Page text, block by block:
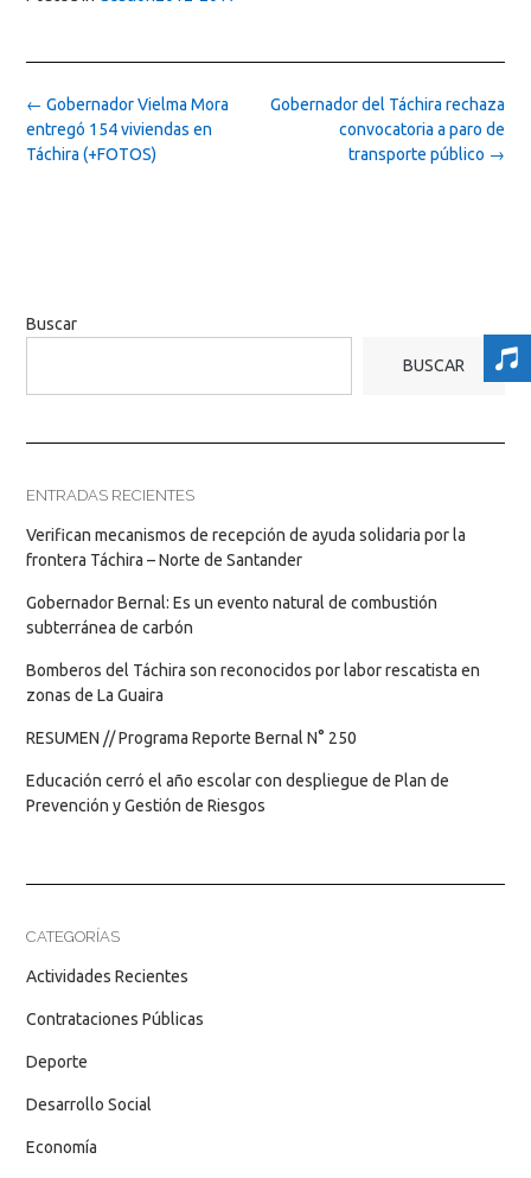
Post
navigation
Gobernador del Táchira rechaza
convocatoria a paro de
transporte público →
← Gobernador Vielma Mora
entregó 154 viviendas en
Táchira (+FOTOS)
Buscar
BUSCAR
ENTRADAS RECIENTES
Verifican mecanismos de recepción de ayuda solidaria por la
frontera Táchira – Norte de Santander
Gobernador Bernal: Es un evento natural de combustión
subterránea de carbón
Bomberos del Táchira son reconocidos por labor rescatista en
zonas de La Guaira
RESUMEN // Programa Reporte Bernal N° 250
Educación cerró el año escolar con despliegue de Plan de
Prevención y Gestión de Riesgos
CATEGORÍAS
Actividades Recientes
Contrataciones Públicas
Deporte
Desarrollo Social
Economía